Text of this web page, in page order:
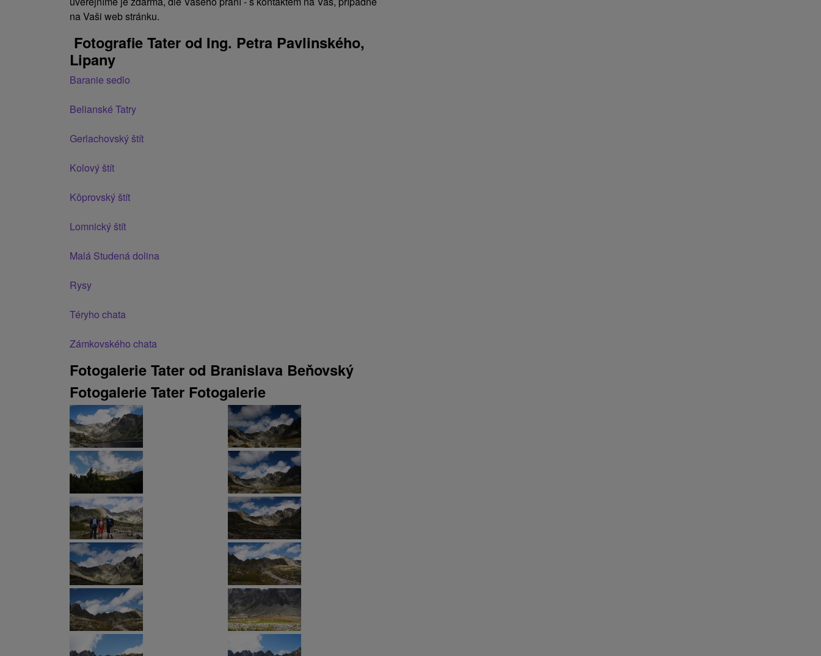
na Vaši web stránku.
Fotografie Tater od Ing. Petra Pavlinského,
Lipany
Baranie sedlo
Belianské Tatry
Gerlachovský štít
Kolový štít
Kôprovský štít
Lomnický štít
Malá Studená dolina
Rysy
Téryho chata
Zámkovského chata
Fotogalerie Tater od Branislava Beňovský
Fotogalerie Tater Fotogalerie